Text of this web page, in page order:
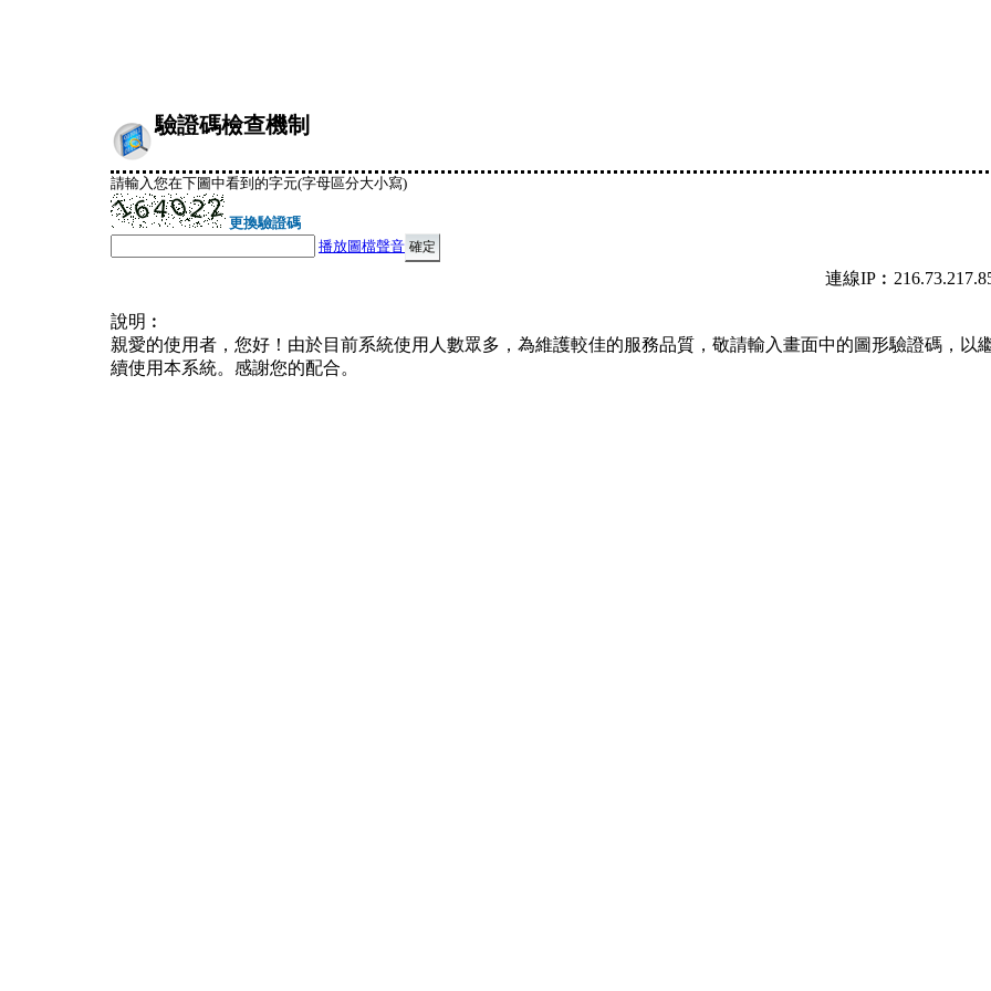
驗證碼檢查機制
請輸入您在下圖中看到的字元(字母區分大小寫)
更換驗證碼
播放圖檔聲音
連線
說明︰
親愛的使用者，您好！由於目前系統使用人數眾多，為維護較佳的服務品質，敬請輸入畫面中的圖形驗證碼，以
續使用本系統。感謝您的配合。